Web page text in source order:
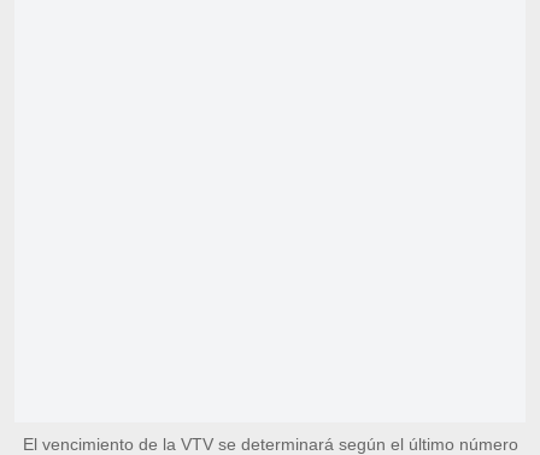
El vencimiento de la VTV se determinará según el último número